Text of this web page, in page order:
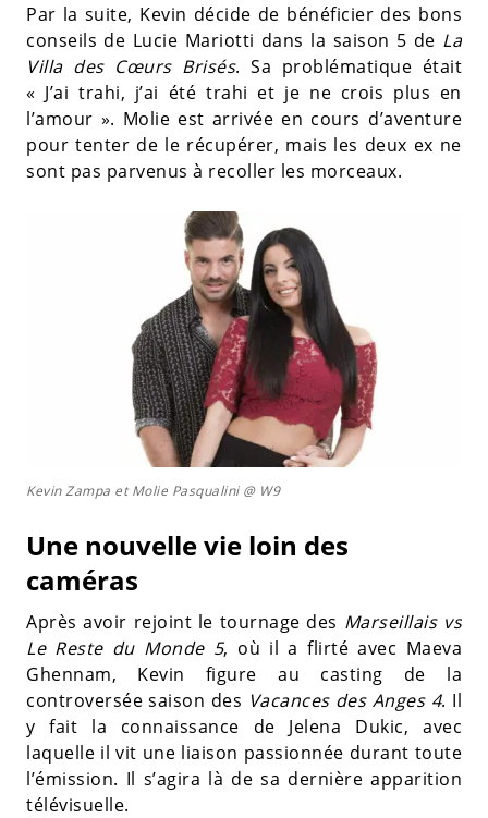
Par la suite, Kevin décide de bénéficier des bons
conseils de Lucie Mariotti dans la saison 5 de La
Villa des Cœurs Brisés. Sa problématique était
« J’ai trahi, j’ai été trahi et je ne crois plus en
l’amour ». Molie est arrivée en cours d’aventure
pour tenter de le récupérer, mais les deux ex ne
sont pas parvenus à recoller les morceaux.
Kevin Zampa et Molie Pasqualini @ W9
Une nouvelle vie loin des
caméras
Après avoir rejoint le tournage des Marseillais vs
Le Reste du Monde 5, où il a flirté avec Maeva
Ghennam, Kevin figure au casting de la
controversée saison des Vacances des Anges 4. Il
y fait la connaissance de Jelena Dukic, avec
laquelle il vit une liaison passionnée durant toute
l’émission. Il s’agira là de sa dernière apparition
télévisuelle.